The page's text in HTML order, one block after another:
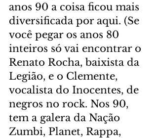
anos 90 a coisa ficou mais
diversificada por aqui. (Se
você pegar os anos 80
inteiros só vai encontrar o
Renato Rocha, baixista da
Legião, e o Clemente,
vocalista do Inocentes, de
negros no rock. Nos 90,
tem a galera da Nação
Zumbi, Planet, Rappa,